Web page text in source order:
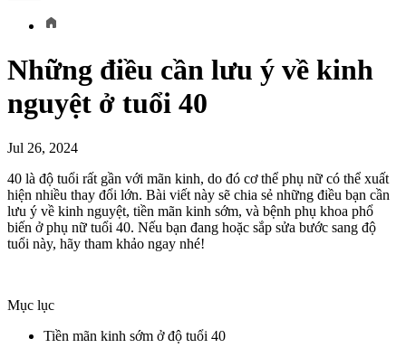
Những điều cần lưu ý về kinh
nguyệt ở tuổi 40
Jul 26, 2024
40 là độ tuổi rất gần với mãn kinh, do đó cơ thể phụ nữ có thể xuất
hiện nhiều thay đổi lớn. Bài viết này sẽ chia sẻ những điều bạn cần
lưu ý về kinh nguyệt, tiền mãn kinh sớm, và bệnh phụ khoa phổ
biến ở phụ nữ tuổi 40. Nếu bạn đang hoặc sắp sửa bước sang độ
tuổi này, hãy tham khảo ngay nhé!
Mục lục
Tiền mãn kinh sớm ở độ tuổi 40